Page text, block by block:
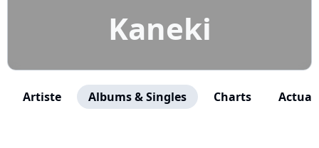
Kaneki
Artiste Albums & Singles Charts